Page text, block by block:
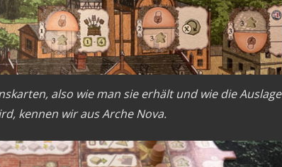
also wie man sie erhält und wie die Auslage
kennen wir aus Arche Nova.